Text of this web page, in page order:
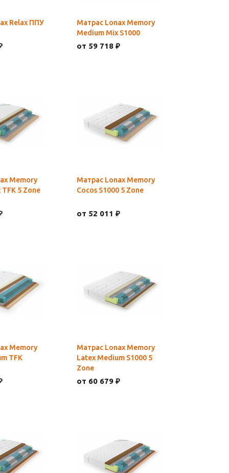
Relax ППУ
Матрас Lonax Memory
Medium Mix S1000
от 59 718 ₽
Memory
5 Zone
Матрас Lonax Memory
Cocos S1000 5 Zone
от 52 011 ₽
Memory
TFK
Матрас Lonax Memory
Latex Medium S1000 5
Zone
от 60 679 ₽